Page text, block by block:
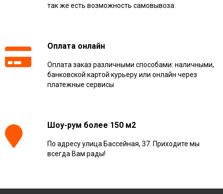
так же есть возможность самовывоза.
Оплата онлайн
Оплата заказ различными способами: наличными,
банковской картой курьеру или онлайн через
платежные сервисы
Шоу-рум более 150 м2
По адресу улица Бассейная, 37. Приходите мы
всегда Вам рады!